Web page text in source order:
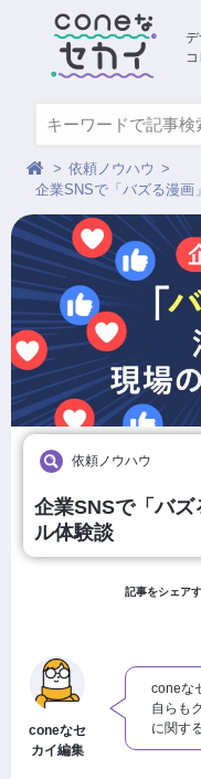
依頼ノウハウ
企業SNSで「バズる漫画
依頼ノウハウ
企業SNSで「バ
ル体験談
記事をシェア
coneなセ
カイ編集
coneな
自らも
に関す